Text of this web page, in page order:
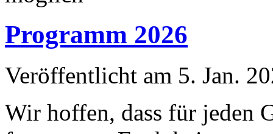
Programm 2026
Veröffentlicht am 5. Jan.
Wir hoffen, dass für jeden